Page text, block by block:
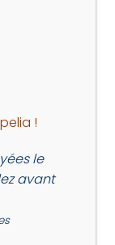
!
le
avant